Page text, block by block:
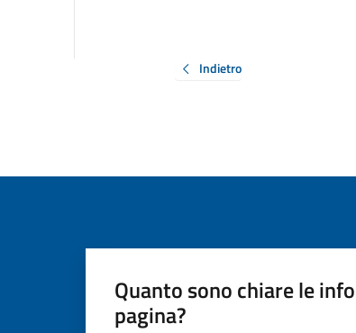
Indietro
Quanto sono chiare le
pagina?